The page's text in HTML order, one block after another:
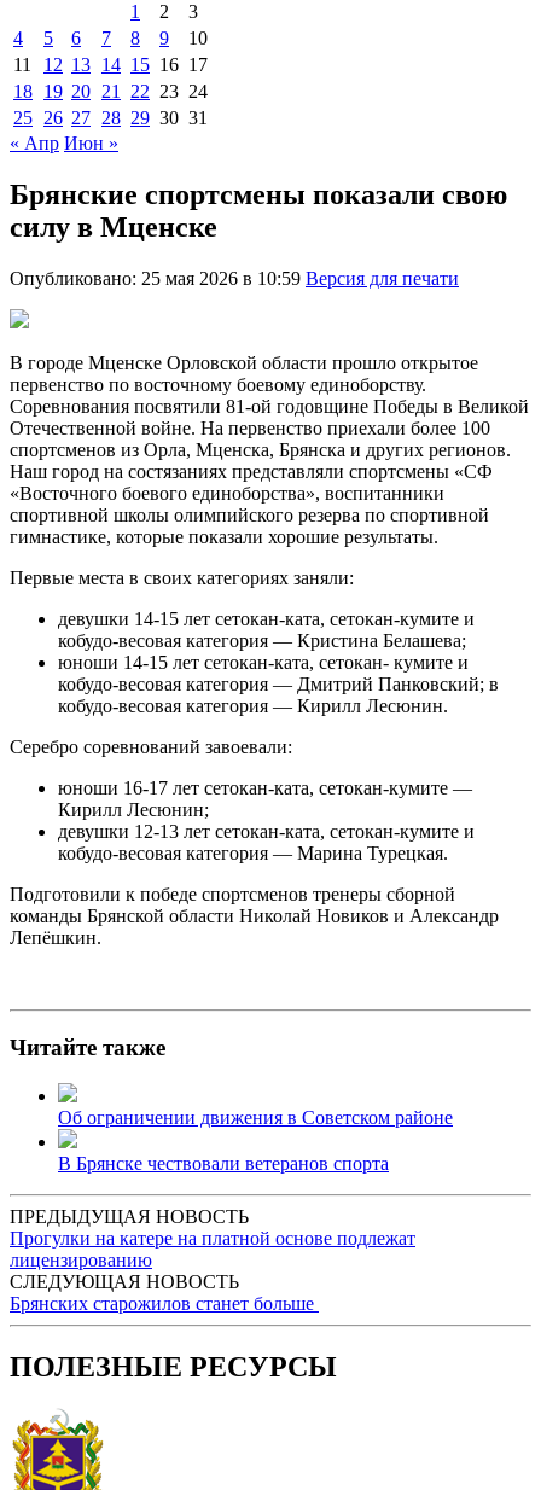
1 2
3
4
5 6 7 8 9
10
11
12 13 14 15 16 17
18 19 20 21 22 23 24
25 26 27 28 29 30 31
« Апр Июн »
Брянские спортсмены показали свою
силу в Мценске
Опубликовано: 25 мая 2026 в 10:59 Версия для печати
В городе Мценске Орловской области прошло открытое
первенство по восточному боевому единоборству.
Соревнования посвятили 81-ой годовщине Победы в Великой
Отечественной войне. На первенство приехали более 100
спортсменов из Орла, Мценска, Брянска и других регионов.
Наш город на состязаниях представляли спортсмены «СФ
«Восточного боевого единоборства», воспитанники
спортивной школы олимпийского резерва по спортивной
гимнастике, которые показали хорошие результаты.
Первые места в своих категориях заняли:
девушки 14-15 лет сетокан-ката, сетокан-кумите и
кобудо-весовая категория — Кристина Белашева;
юноши 14-15 лет сетокан-ката, сетокан- кумите и
кобудо-весовая категория — Дмитрий Панковский; в
кобудо-весовая категория — Кирилл Лесюнин.
Серебро соревнований завоевали:
юноши 16-17 лет сетокан-ката, сетокан-кумите —
Кирилл Лесюнин;
девушки 12-13 лет сетокан-ката, сетокан-кумите и
кобудо-весовая категория — Марина Турецкая.
Подготовили к победе спортсменов тренеры сборной
команды Брянской области Николай Новиков и Александр
Лепёшкин.
Читайте также
Об ограничении движения в Советском районе
В Брянске чествовали ветеранов спорта
ПРЕДЫДУЩАЯ НОВОСТЬ
Прогулки на катере на платной основе подлежат
лицензированию
СЛЕДУЮЩАЯ НОВОСТЬ
Брянских старожилов станет больше
ПОЛЕЗНЫЕ РЕСУРСЫ